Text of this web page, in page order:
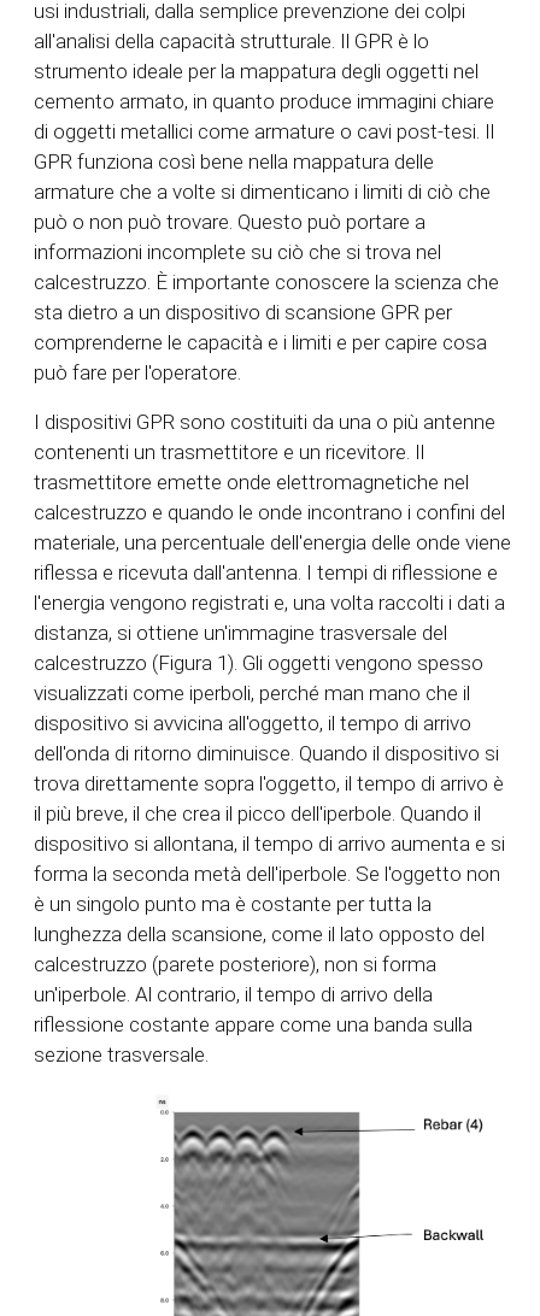
usi industriali, dalla semplice prevenzione dei colpi
all'analisi della capacità strutturale. Il GPR è lo
strumento ideale per la mappatura degli oggetti nel
cemento armato, in quanto produce immagini chiare
di oggetti metallici come armature o cavi post-tesi. Il
GPR funziona così bene nella mappatura delle
armature che a volte si dimenticano i limiti di ciò che
può o non può trovare. Questo può portare a
informazioni incomplete su ciò che si trova nel
calcestruzzo. È importante conoscere la scienza che
sta dietro a un dispositivo di scansione GPR per
comprenderne le capacità e i limiti e per capire cosa
può fare per l'operatore.
I dispositivi GPR sono costituiti da una o più antenne
contenenti un trasmettitore e un ricevitore. Il
trasmettitore emette onde elettromagnetiche nel
calcestruzzo e quando le onde incontrano i confini del
materiale, una percentuale dell'energia delle onde viene
riflessa e ricevuta dall'antenna. I tempi di riflessione e
l'energia vengono registrati e, una volta raccolti i dati a
distanza, si ottiene un'immagine trasversale del
calcestruzzo (Figura 1). Gli oggetti vengono spesso
visualizzati come iperboli, perché man mano che il
dispositivo si avvicina all'oggetto, il tempo di arrivo
dell'onda di ritorno diminuisce. Quando il dispositivo si
trova direttamente sopra l'oggetto, il tempo di arrivo è
il più breve, il che crea il picco dell'iperbole. Quando il
dispositivo si allontana, il tempo di arrivo aumenta e si
forma la seconda metà dell'iperbole. Se l'oggetto non
è un singolo punto ma è costante per tutta la
lunghezza della scansione, come il lato opposto del
calcestruzzo (parete posteriore), non si forma
un'iperbole. Al contrario, il tempo di arrivo della
riflessione costante appare come una banda sulla
sezione trasversale.